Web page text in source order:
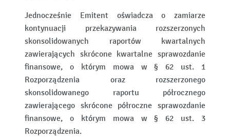
Jednocześnie Emitent oświadcza o zamiarze
kontynuacji przekazywania rozszerzonych
skonsolidowanych raportów kwartalnych
zawierających skrócone kwartalne sprawozdanie
finansowe, o którym mowa w § 62 ust. 1
Rozporządzenia oraz rozszerzonego
skonsolidowanego raportu półrocznego
zawierającego skrócone półroczne sprawozdanie
finansowe, o którym mowa w § 62 ust. 3
Rozporządzenia.